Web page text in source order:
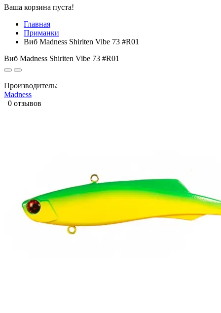
Ваша корзина пуста!
Главная
Приманки
Виб Madness Shiriten Vibe 73 #R01
Виб Madness Shiriten Vibe 73 #R01
Производитель:
Madness
0 отзывов